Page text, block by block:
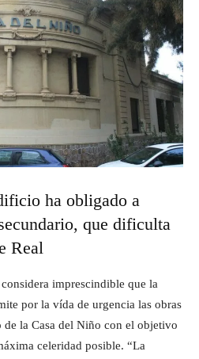
ha obligado a
que dificulta
Real
imprescindible que la
por la vída de urgencia las obras
la Casa del Niño con el objetivo
celeridad posible. “La